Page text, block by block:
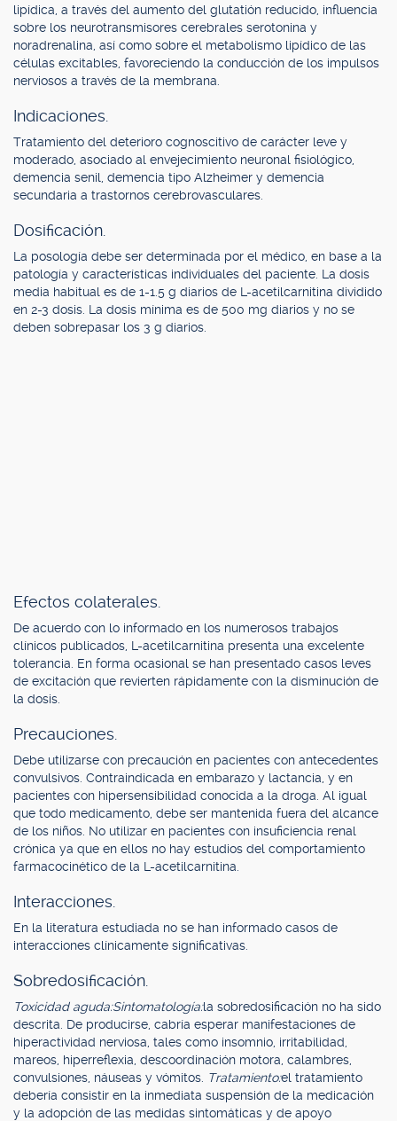
lipídica, a través del aumento del glutatión reducido, influencia
sobre los neurotransmisores cerebrales serotonina y
noradrenalina, así como sobre el metabolismo lipídico de las
células excitables, favoreciendo la conducción de los impulsos
nerviosos a través de la membrana.
Indicaciones.
Tratamiento del deterioro cognoscitivo de carácter leve y
moderado, asociado al envejecimiento neuronal fisiológico,
demencia senil, demencia tipo Alzheimer y demencia
secundaria a trastornos cerebrovasculares.
Dosificación.
La posología debe ser determinada por el médico, en base a la
patología y características individuales del paciente. La dosis
media habitual es de 1-1.5 g diarios de L-acetilcarnitina dividido
en 2-3 dosis. La dosis mínima es de 500 mg diarios y no se
deben sobrepasar los 3 g diarios.
Efectos colaterales.
De acuerdo con lo informado en los numerosos trabajos
clínicos publicados, L-acetilcarnitina presenta una excelente
tolerancia. En forma ocasional se han presentado casos leves
de excitación que revierten rápidamente con la disminución de
la dosis.
Precauciones.
Debe utilizarse con precaución en pacientes con antecedentes
convulsivos. Contraindicada en embarazo y lactancia, y en
pacientes con hipersensibilidad conocida a la droga. Al igual
que todo medicamento, debe ser mantenida fuera del alcance
de los niños. No utilizar en pacientes con insuficiencia renal
crónica ya que en ellos no hay estudios del comportamiento
farmacocinético de la L-acetilcarnitina.
Interacciones.
En la literatura estudiada no se han informado casos de
interacciones clínicamente significativas.
Sobredosificación.
Toxicidad aguda:Sintomatología:la sobredosificación no ha sido
descrita. De producirse, cabría esperar manifestaciones de
hiperactividad nerviosa, tales como insomnio, irritabilidad,
mareos, hiperreflexia, descoordinación motora, calambres,
convulsiones, náuseas y vómitos. Tratamiento:el tratamiento
debería consistir en la inmediata suspensión de la medicación
y la adopción de las medidas sintomáticas y de apoyo